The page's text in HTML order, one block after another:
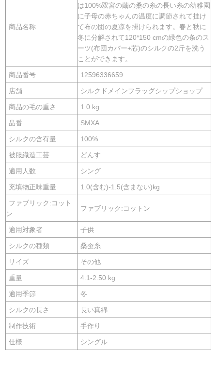
商品名称
は100%双宮の繭の桑の糸の長い糸の幼稚園
に子母の赤ちゃんの温度に調節されて挂け
て布の団の夏凉を掛けられます。春と秋に
冬に分解されて120*150 cmの緑色の条のス
ーツ(布団カバー+芯)のシルクの2斤を洗う
ことができます。
商品番号 12596336659
店舗 シルクドメインフラッグシップショップ
商品の毛の重さ 1.0 kg
品番 SMXA
シルクの含有量 100%
被服織造工芸 どんす
適用人数 シング
充填物正味重量 1.0(含む)-1.5(含まない)kg
ファブリック:コット
ン
ファブリック:コットン
適用対象者 子供
シルクの種類 桑蚕糸
サイズ その他
重量 4.1-2.50 kg
適用季節 冬
シルクの長さ 長い真綿
制作技術 手作り
仕様 シングル